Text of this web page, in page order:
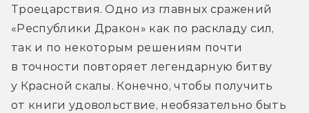
Троецарствия. Одно из главных сражений
«Республики Дракон» как по раскладу сил,
так и по некоторым решениям почти
в точности повторяет легендарную битву
у Красной скалы. Конечно, чтобы получить
от книги удовольствие, необязательно быть